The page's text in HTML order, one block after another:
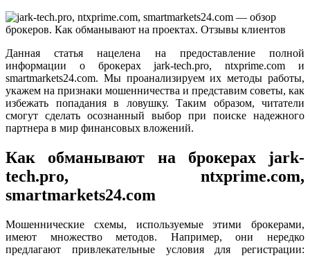
Данная статья нацелена на предоставление полной
информации о брокерах jark-tech.pro, ntxprime.com и
smartmarkets24.com. Мы проанализируем их методы работы,
укажем на признаки мошенничества и представим советы, как
избежать попадания в ловушку. Таким образом, читатели
смогут сделать осознанный выбор при поиске надежного
партнера в мир финансовых вложений.
Как обманывают на брокерах jark-
tech.pro, ntxprime.com,
smartmarkets24.com
Мошеннические схемы, используемые этими брокерами,
имеют множество методов. Например, они нередко
предлагают привлекательные условия для регистрации: